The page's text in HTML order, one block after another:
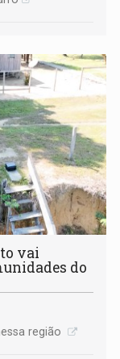
vai
do
região